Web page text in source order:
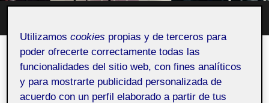
el
menú
móvil
Utilizamoscookies propias y de terceros para
poder ofrecerte correctamente todas las
funcionalidades del sitio web, con fines analíticos
y para mostrarte publicidad personalizada de
acuerdo con un perfil elaborado a partir de tus